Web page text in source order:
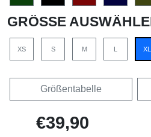
GRÖSSE AUSWÄHLEN
XS S M L XL
Größentabelle
€39,90